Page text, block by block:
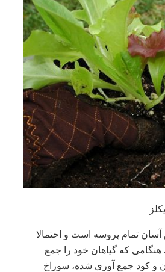
تمام پروسه است و احتمالا
که گیاهان خود را جمع
و کود جمع آوری شده، سوراخ